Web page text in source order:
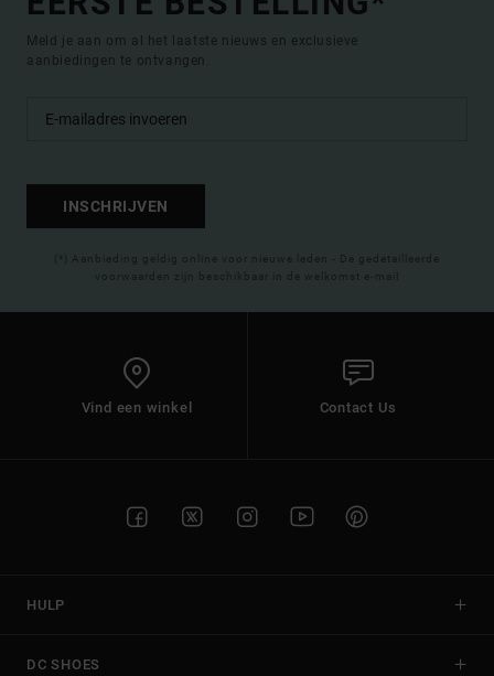
Meld je aan om al het laatste nieuws en exclusieve
aanbiedingen te ontvangen.
INSCHRIJVEN
(*) Aanbieding geldig online voor nieuwe leden - De gedetailleerde
voorwaarden zijn beschikbaar in de welkomst e-mail
Vind een winkel Contact Us
HULP
DC SHOES